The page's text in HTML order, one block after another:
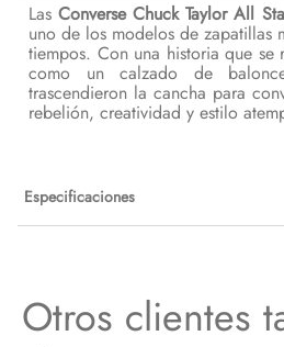
LasConverse Chuck Taylor All
uno de los modelos de zapatillas
tiempos. Con una historia que se
como un calzado de
trascendieron la cancha para
rebelión, creatividad y estilo
Especificaciones
Otros clientes